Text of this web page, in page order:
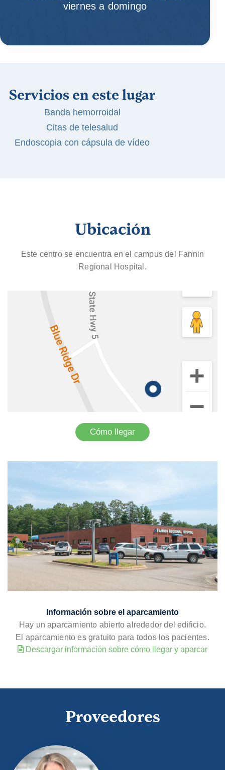
viernes a domingo
Servicios en este lugar
Banda hemorroidal
Citas de telesalud
Endoscopia con cápsula de vídeo
Ubicación
Este centro se encuentra en el campus del Fannin
Regional Hospital.
Cómo llegar
Información sobre el aparcamiento
Hay un aparcamiento abierto alrededor del edificio.
El aparcamiento es gratuito para todos los pacientes.
Descargar información sobre cómo llegar y aparcar
Proveedores